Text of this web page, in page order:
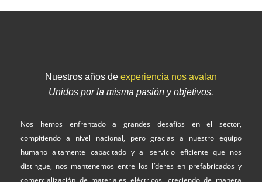
Nuestros años de experiencia nos avalan
Unidos por la misma pasión y objetivos.
Nos hemos enfrentado a grandes desafíos en el sector,
compitiendo a nivel nacional, pero gracias a nuestro equipo
humano altamente capacitado y al servicio eficiente que nos
distingue, nos mantenemos entre los líderes en prefabricados y
comercialización de materiales eléctricos, creciendo de manera